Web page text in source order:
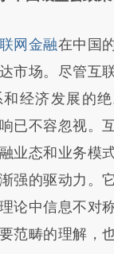
真实意图存在
推荐点击链接
网金融在中国
市场。尽管互
经济发展的
已不容忽视。
业态和业务模
强的驱动力。
论中信息不对
范畴的理解，